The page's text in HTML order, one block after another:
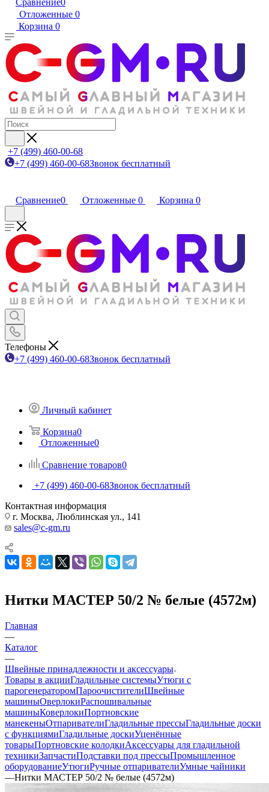
Сравнение0
Отложенные 0
Корзина 0
+7 (499) 460-00-68
+7 (499) 460-00-68Звонок бесплатный
Сравнение0 Отложенные 0 Корзина 0
Телефоны
+7 (499) 460-00-68Звонок бесплатный
Личный кабинет
Корзина0
Отложенные0
Сравнение товаров0
+7 (499) 460-00-68Звонок бесплатный
Контактная информация
г. Москва, Люблинская ул., 141
sales@c-gm.ru
Нитки МАСТЕР 50/2 № белые (4572м)
Главная
—
Каталог
—
Швейные принадлежности и аксессуары
Товары в акцииГладильные системыУтюги с
парогенераторомПароочистителиШвейные
машиныОверлокиРаспошивальные
машиныКоверлокиПортновские
манекеныОтпаривателиГладильные прессыГладильные доски
с функциямиГладильные доскиУценённые
товарыПортновские колодкиАксессуары для гладильной
техникиЗапчастиПодставки под прессыПромышленное
оборудованиеУтюгиРучные отпаривателиУмные чайники
—Нитки МАСТЕР 50/2 № белые (4572м)